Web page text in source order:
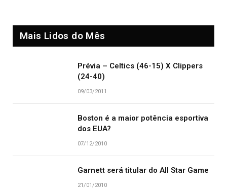
Mais Lidos do Mês
Prévia – Celtics (46-15) X Clippers
(24-40)
09/03/2011
Boston é a maior potência esportiva
dos EUA?
07/12/2010
Garnett será titular do All Star Game
21/01/2010